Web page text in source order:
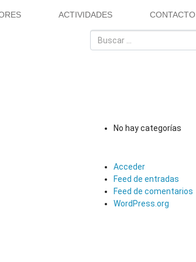
ACTIVIDADES CONTACTO
No hay categorías
Acceder
Feed de entradas
Feed de comentarios
WordPress.org